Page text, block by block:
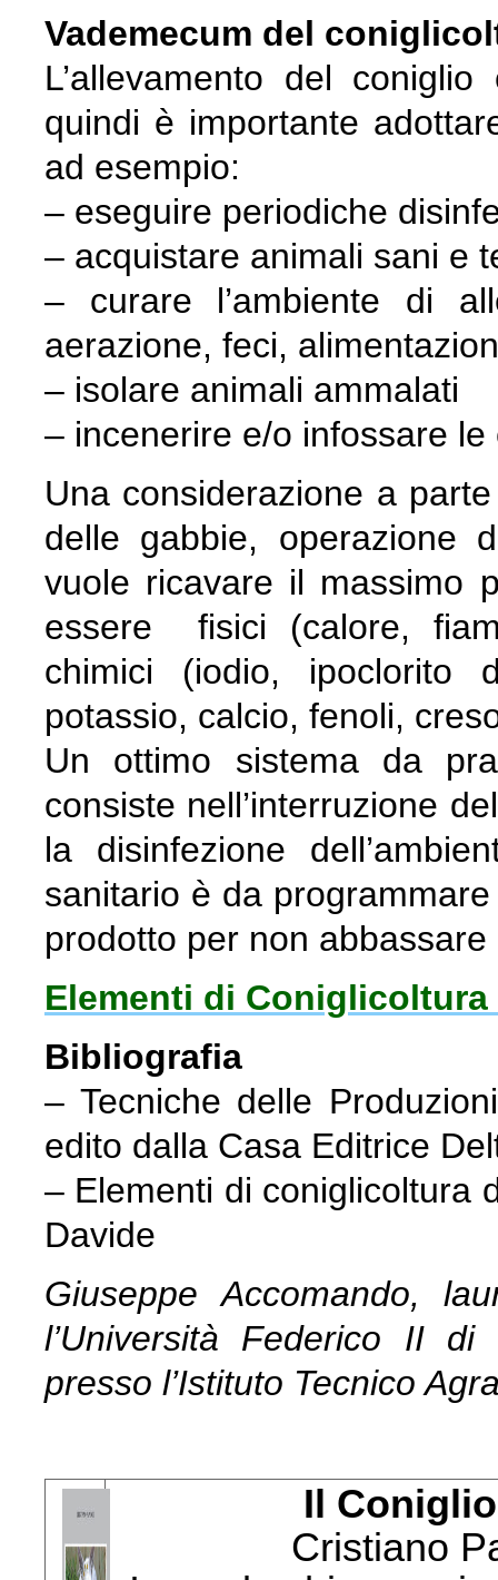
Vademecum del
L’allevamento del
quindi è importante
ad esempio:
– eseguire periodiche
– acquistare animali sani e
– curare l’ambiente di
aerazione, feci,
– isolare animali ammalati
– incenerire e/o infossare
Una considerazione a
delle gabbie, operazione
vuole ricavare il massimo
essere fisici (calore,
chimici (iodio,
potassio, calcio, fenoli,
Un ottimo sistema da
consiste nell’interruzione
la disinfezione
sanitario è da
prodotto per non
Elementi di Coniglicoltura
Bibliografia
– Tecniche delle
edito dalla Casa Editrice
– Elementi di coniglicoltura
Davide
Giuseppe Accomando,
l’Università Federico II
presso l’Istituto Tecnico
Il
Cristiano